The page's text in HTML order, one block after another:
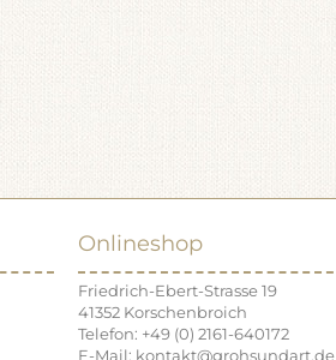
Onlineshop
Friedrich-Ebert-Strasse 19
41352 Korschenbroich
Telefon: +49 (0) 2161-640172
E-Mail: kontakt@grohsundart.de